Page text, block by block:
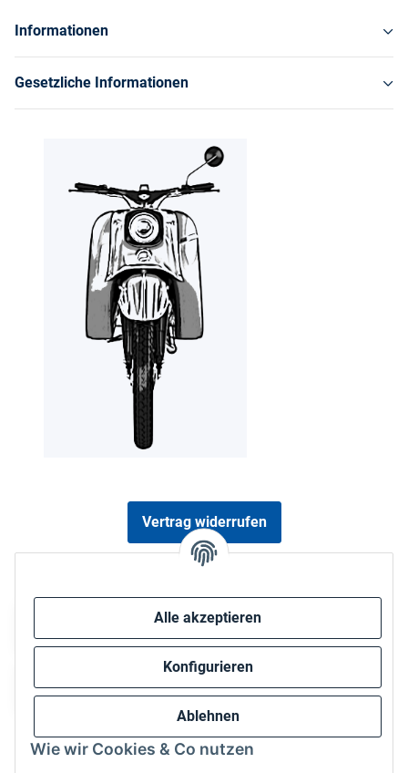
Alle akzeptieren
Konfigurieren
Ablehnen
Wie wir Cookies & Co nutzen
Informationen
Gesetzliche Informationen
Vertrag widerrufen
Wir versenden via: